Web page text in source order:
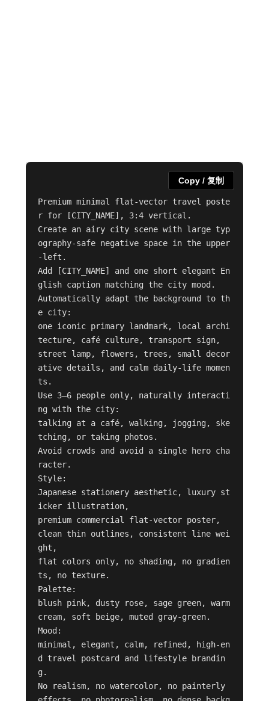
Premium minimal flat-vector travel poste
r for [CITY_NAME], 3:4 vertical.
Create an airy city scene with large typ
ography-safe negative space in the upper
-left.
Add [CITY_NAME] and one short elegant En
glish caption matching the city mood.
Automatically adapt the background to th
e city:
one iconic primary landmark, local archi
tecture, café culture, transport sign,
street lamp, flowers, trees, small decor
ative details, and calm daily-life momen
ts.
Use 3–6 people only, naturally interacti
ng with the city:
talking at a café, walking, jogging, ske
tching, or taking photos.
Avoid crowds and avoid a single hero cha
racter.
Style:
Japanese stationery aesthetic, luxury st
icker illustration,
premium commercial flat-vector poster,
clean thin outlines, consistent line wei
ght,
flat colors only, no shading, no gradien
ts, no texture.
Palette:
blush pink, dusty rose, sage green, warm
cream, soft beige, muted gray-green.
Mood:
minimal, elegant, calm, refined, high-en
d travel postcard and lifestyle brandin
g.
No realism, no watercolor, no painterly
Copy / 复制